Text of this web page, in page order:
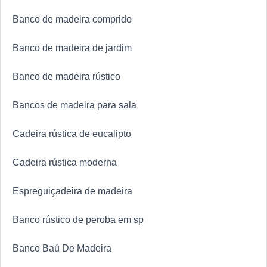
Banco de madeira comprido
Banco de madeira de jardim
Banco de madeira rústico
Bancos de madeira para sala
Cadeira rústica de eucalipto
Cadeira rústica moderna
Espreguiçadeira de madeira
Banco rústico de peroba em sp
Banco Baú De Madeira